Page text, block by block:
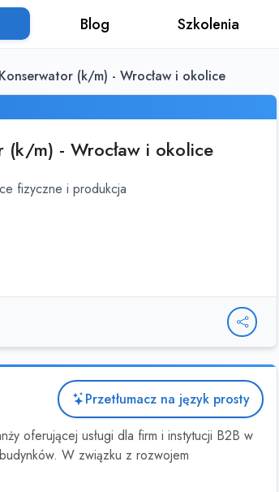
Blog Szkolenia
(k/m) - Wrocław i okolice
m) - Wrocław i okolice
fizyczne i produkcja
Przetłumacz na język prosty
oferującej usługi dla firm i instytucji B2B w
W związku z rozwojem